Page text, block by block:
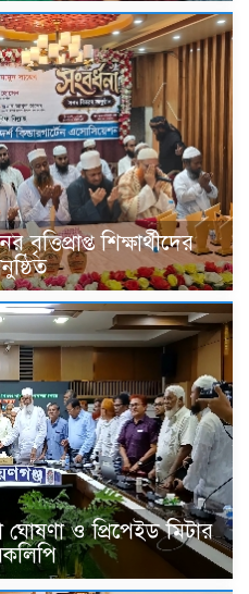
শিক্ষার্থীদের
ঘোষণা ও প্রিপেইড মিটার